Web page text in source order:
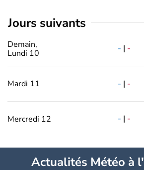
jours suivants
Demain,
Lundi 10
- | -
Mardi 11 - | -
Mercredi 12 - | -
Actualités Météo à